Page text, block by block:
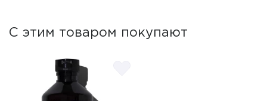
С этим товаром покупают